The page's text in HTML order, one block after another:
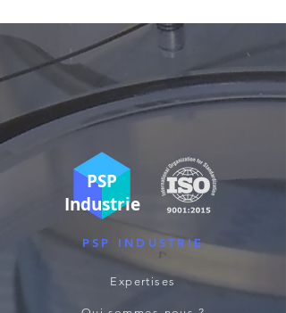
PSP INDUSTRIE
Expertises
PSP
Industrie